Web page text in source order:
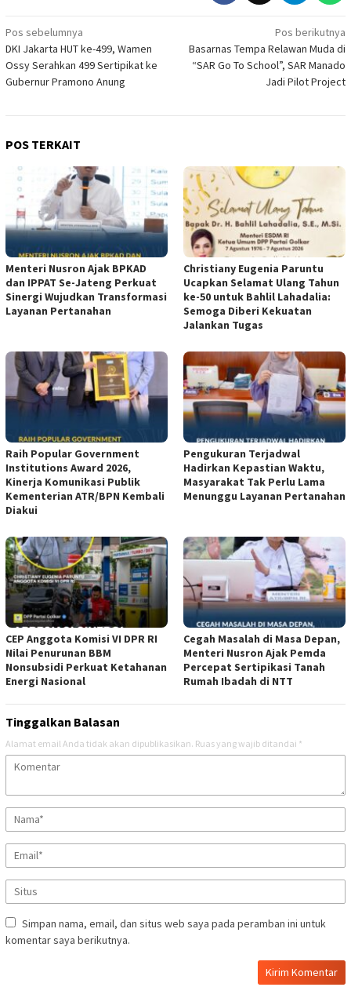
Navigasi
pos
Pos sebelumnya
DKI Jakarta HUT ke-499, Wamen
Ossy Serahkan 499 Sertipikat ke
Gubernur Pramono Anung
Pos berikutnya
Basarnas Tempa Relawan Muda di
“SAR Go To School”, SAR Manado
Jadi Pilot Project
POS TERKAIT
Menteri Nusron Ajak BPKAD
dan IPPAT Se-Jateng Perkuat
Sinergi Wujudkan Transformasi
Layanan Pertanahan
Christiany Eugenia Paruntu
Ucapkan Selamat Ulang Tahun
ke-50 untuk Bahlil Lahadalia:
Semoga Diberi Kekuatan
Jalankan Tugas
Raih Popular Government
Institutions Award 2026,
Kinerja Komunikasi Publik
Kementerian ATR/BPN Kembali
Diakui
Pengukuran Terjadwal
Hadirkan Kepastian Waktu,
Masyarakat Tak Perlu Lama
Menunggu Layanan Pertanahan
CEP Anggota Komisi VI DPR RI
Nilai Penurunan BBM
Nonsubsidi Perkuat Ketahanan
Energi Nasional
Cegah Masalah di Masa Depan,
Menteri Nusron Ajak Pemda
Percepat Sertipikasi Tanah
Rumah Ibadah di NTT
Tinggalkan Balasan
Alamat email Anda tidak akan dipublikasikan. Ruas yang wajib ditandai *
Simpan nama, email, dan situs web saya pada peramban ini untuk
komentar saya berikutnya.